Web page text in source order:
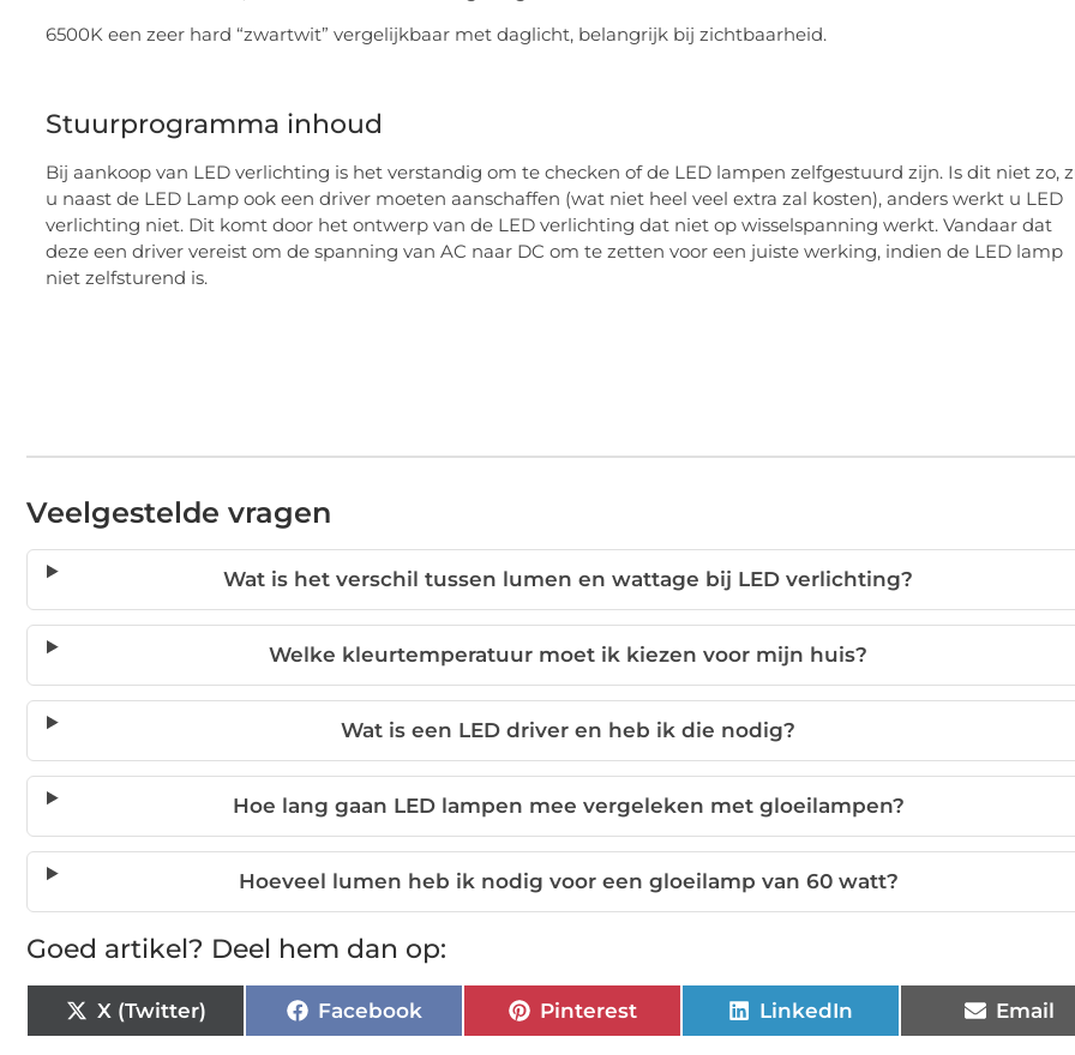
6500K een zeer hard “zwartwit” vergelijkbaar met daglicht, belangrijk bij zichtbaarheid.
Stuurprogramma inhoud
Bij aankoop van LED verlichting is het verstandig om te checken of de LED lampen zelfgestuurd zijn. Is dit niet zo,
u naast de LED Lamp ook een driver moeten aanschaffen (wat niet heel veel extra zal kosten), anders werkt u LED
verlichting niet. Dit komt door het ontwerp van de LED verlichting dat niet op wisselspanning werkt. Vandaar dat
deze een driver vereist om de spanning van AC naar DC om te zetten voor een juiste werking, indien de LED lamp
niet zelfsturend is.
Veelgestelde vragen
Wat is het verschil tussen lumen en wattage bij LED verlichting?
Welke kleurtemperatuur moet ik kiezen voor mijn huis?
Wat is een LED driver en heb ik die nodig?
Hoe lang gaan LED lampen mee vergeleken met gloeilampen?
Hoeveel lumen heb ik nodig voor een gloeilamp van 60 watt?
Goed artikel? Deel hem dan op:
X (Twitter) Facebook Pinterest LinkedIn Email